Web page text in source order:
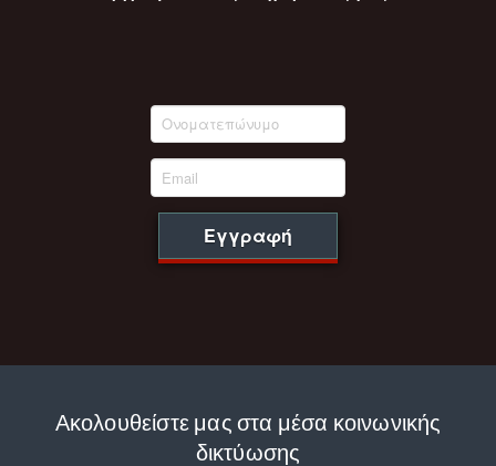
Εγγραφή
Ακολουθείστε μας στα μέσα κοινωνικής
δικτύωσης